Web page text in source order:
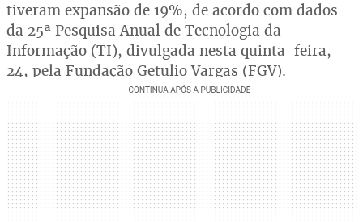
tiveram expansão de 19%, de acordo com dados
da 25ª Pesquisa Anual de Tecnologia da
Informação (TI), divulgada nesta quinta-feira,
24, pela Fundação Getulio Vargas (FGV).